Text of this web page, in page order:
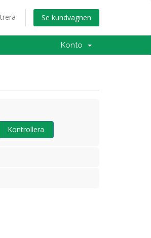
Se kundvagnen
Konto
Kontrollera